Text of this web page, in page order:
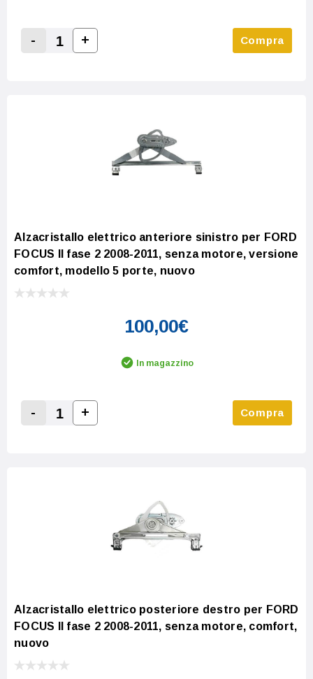
Decrease Quantity:
-
Increase Quantity:
+ Compra
Alzacristallo elettrico anteriore sinistro per FORD
FOCUS II fase 2 2008-2011, senza motore, versione
comfort, modello 5 porte, nuovo
100,00€
In magazzino
Decrease Quantity:
-
Increase Quantity:
+ Compra
Alzacristallo elettrico posteriore destro per FORD
FOCUS II fase 2 2008-2011, senza motore, comfort,
nuovo